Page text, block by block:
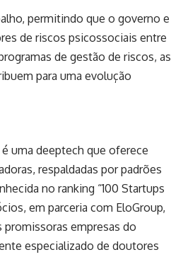
permitindo que o governo e
de riscos psicossociais entre
de gestão de riscos, as
para uma evolução
uma deeptech que oferece
respaldadas por padrões
no ranking “100 Startups
em parceria com EloGroup,
promissoras empresas do
especializado de doutores